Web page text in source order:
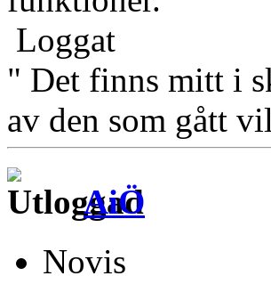
Loggat
" Det finns mitt i
av den som gått
AiÖ
Novis